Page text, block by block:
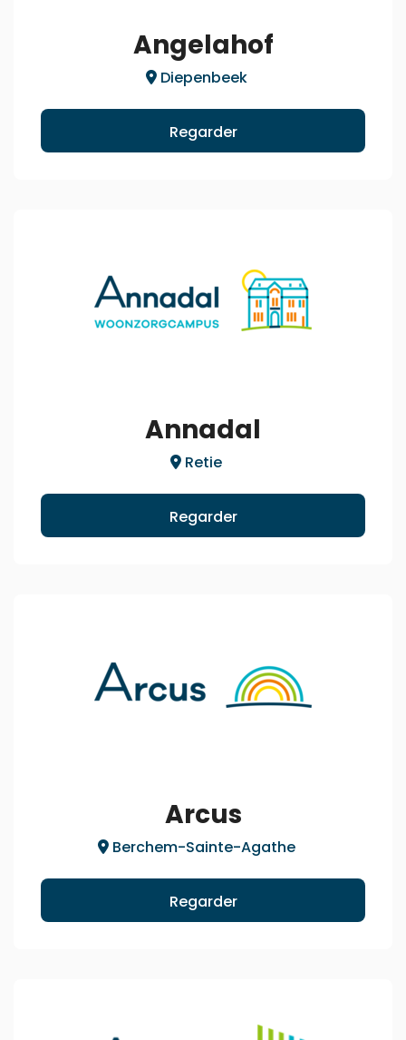
Angelahof
Diepenbeek
Regarder
Annadal
Retie
Regarder
Arcus
Berchem-Sainte-Agathe
Regarder